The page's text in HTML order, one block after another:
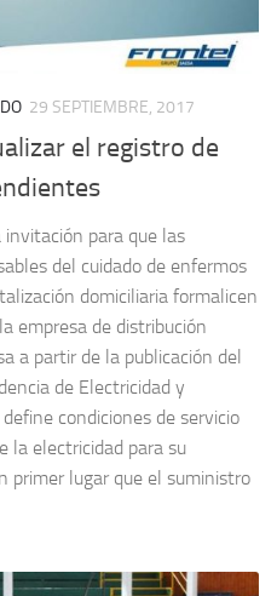
29 SEPTIEMBRE, 2017
el registro de
para que las
del cuidado de enfermos
domiciliaria formalicen
empresa de distribución
a partir de la publicación del
de Electricidad y
condiciones de servicio
la electricidad para su
primer lugar que el suministro